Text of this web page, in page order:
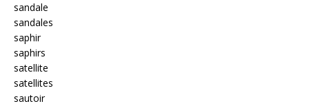
sandale
sandales
saphir
saphirs
satellite
satellites
sautoir